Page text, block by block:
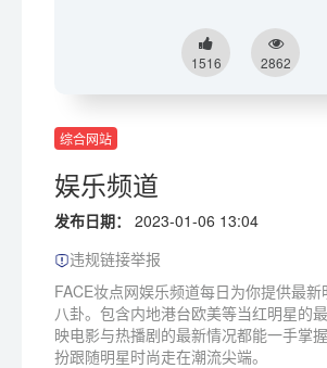
1516 2862
综合网站
娱乐频道
发布日期：
2023-01-06 13:04
违规链接举报
FACE妆点网娱乐频道每日为你提供最
八卦。包含内地港台欧美等当红明星的
映电影与热播剧的最新情况都能一手掌
扮跟随明星时尚走在潮流尖端。